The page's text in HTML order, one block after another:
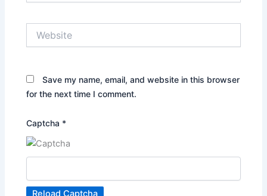
Save my name, email, and website in this browser
for the next time I comment.
Captcha *
Reload Captcha